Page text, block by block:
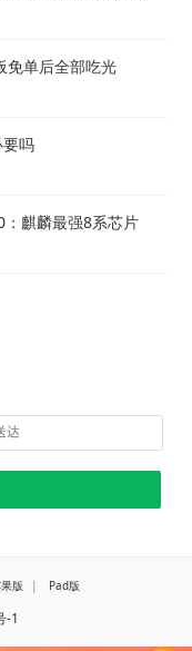
免单后全部吃光
吗
麒麟最强8系芯片
版 | Pad版
-1